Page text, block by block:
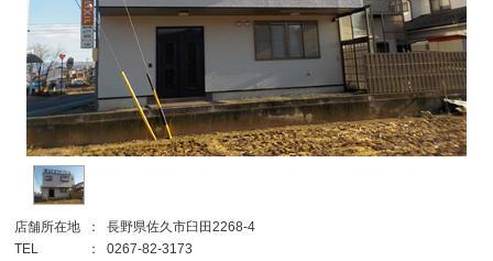
店舗所在地 ：
長野県佐久市臼田2268-4
TEL
：
0267-82-3173